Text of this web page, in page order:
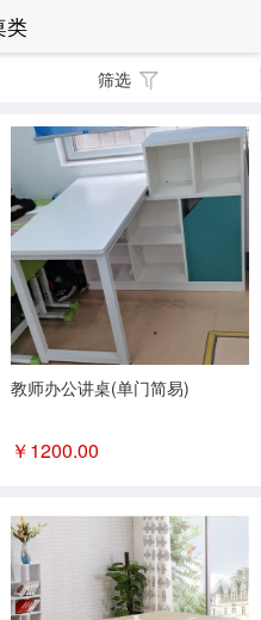
类
筛选
教师办公讲桌(单门简易)
￥1200.00